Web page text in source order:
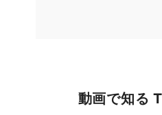
動画で知る